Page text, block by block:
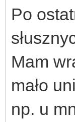
Po
Mam
mało
np. u